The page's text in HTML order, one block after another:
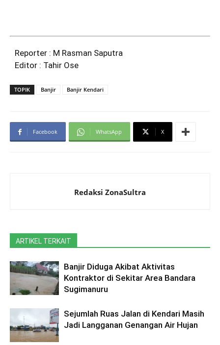
Reporter : M Rasman Saputra
Editor : Tahir Ose
TOPIK Banjir Banjir Kendari
Facebook WhatsApp X
Redaksi ZonaSultra
ARTIKEL TERKAIT
Banjir Diduga Akibat Aktivitas
Kontraktor di Sekitar Area Bandara
Sugimanuru
Sejumlah Ruas Jalan di Kendari Masih
Jadi Langganan Genangan Air Hujan